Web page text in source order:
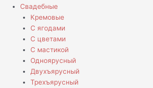
Свадебные
Кремовые
С ягодами
С цветами
С мастикой
Одноярусный
Двухъярусный
Трехъярусный